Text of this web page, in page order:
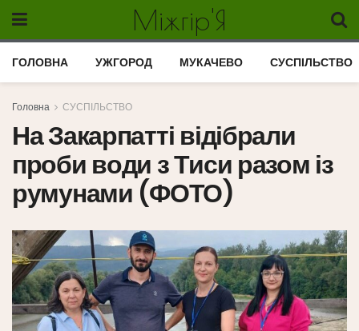
Міжгір'Я
ГОЛОВНА УЖГОРОД МУКАЧЕВО СУСПІЛЬСТВО
Головна СУСПІЛЬСТВО
На Закарпатті відібрали
проби води з Тиси разом із
румунами (ФОТО)